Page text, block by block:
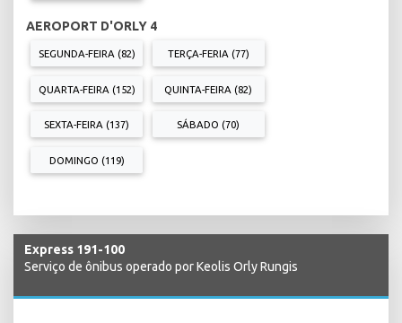
AEROPORT D'ORLY 4
SEGUNDA-FEIRA (82) TERÇA-FERIA (77)
QUARTA-FEIRA (152) QUINTA-FEIRA (82)
SEXTA-FEIRA (137) SÁBADO (70)
DOMINGO (119)
Express 191-100
Serviço de ônibus operado por Keolis Orly Rungis